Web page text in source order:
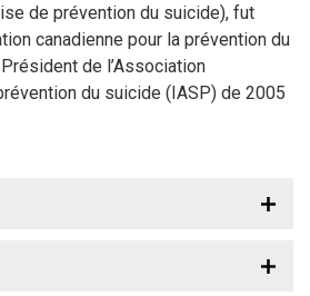
de prévention du suicide), fut
canadienne pour la prévention du
de l’Association
du suicide (IASP) de 2005